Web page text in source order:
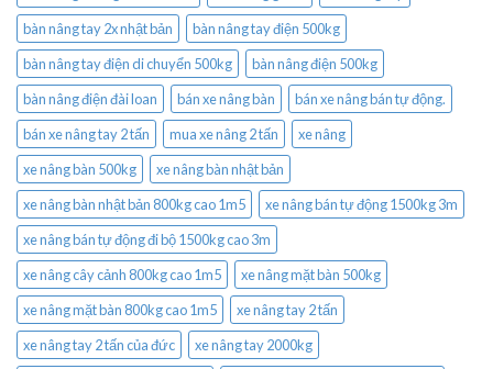
bàn nâng tay 2x nhật bản
bàn nâng tay điện 500kg
bàn nâng tay điện di chuyển 500kg
bàn nâng điện 500kg
bàn nâng điện đài loan
bán xe nâng bàn
bán xe nâng bán tự động.
bán xe nâng tay 2 tấn
mua xe nâng 2 tấn
xe nâng
xe nâng bàn 500kg
xe nâng bàn nhật bản
xe nâng bàn nhật bản 800kg cao 1m5
xe nâng bán tự động 1500kg 3m
xe nâng bán tự động đi bộ 1500kg cao 3m
xe nâng cây cảnh 800kg cao 1m5
xe nâng mặt bàn 500kg
xe nâng mặt bàn 800kg cao 1m5
xe nâng tay 2 tấn
xe nâng tay 2 tấn của đức
xe nâng tay 2000kg